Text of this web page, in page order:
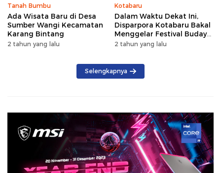
Tanah Bumbu
Ada Wisata Baru di Desa
Sumber Wangi Kecamatan
Karang Bintang
2 tahun yang lalu
Kotabaru
Dalam Waktu Dekat Ini,
Disparpora Kotabaru Bakal
Menggelar Festival Budaya
Saijaan 2024
2 tahun yang lalu
Selengkapnya